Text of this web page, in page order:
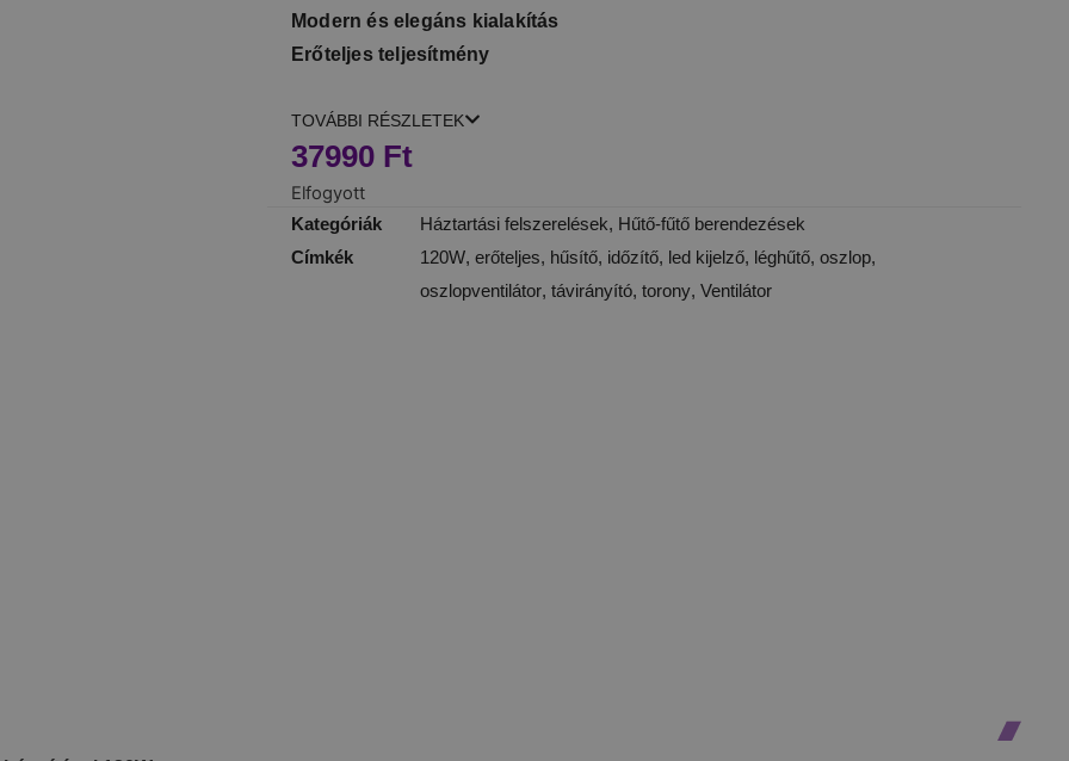
Modern és elegáns kialakítás
Erőteljes teljesítmény
TOVÁBBI RÉSZLETEK
37990 Ft
Elfogyott
Kategóriák Háztartási felszerelések, Hűtő-fűtő berendezések
Címkék
120W, erőteljes, hűsítő, időzítő, led kijelző, léghűtő, oszlop,
oszlopventilátor, távirányító, torony, Ventilátor